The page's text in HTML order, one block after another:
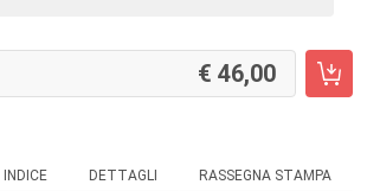
46,00
INDICE DETTAGLI RASSEGNA STAMPA